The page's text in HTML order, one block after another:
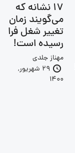
۱۷ نشانه که
می‌گویند زمان
تغییر شغل فرا
رسیده است!
مهناز جلدی
29 شهریور,
1400